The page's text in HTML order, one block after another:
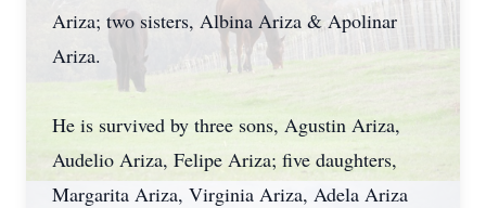
Ariza; two sisters, Albina Ariza & Apolinar
Ariza.
He is survived by three sons, Agustin Ariza,
Audelio Ariza, Felipe Ariza; five daughters,
Margarita Ariza, Virginia Ariza, Adela Ariza